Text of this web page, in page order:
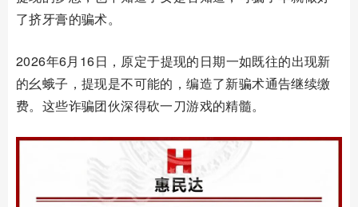
了挤牙膏的骗术。
2026年6月 16日，原定于提现的日期一如既往的出现新
的幺蛾子，提现是不可能的，编造了新骗术通告继续缴
费。这些诈骗团伙深得砍一刀游戏的精髓。